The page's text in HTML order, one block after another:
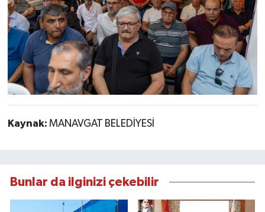
Kaynak: MANAVGAT BELEDİYESİ
Bunlar da ilginizi çekebilir